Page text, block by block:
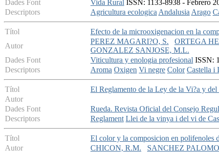
Dades Font
Vida Rural ISSN: 1133-8938 - Febrero
Descriptors
Agricultura ecologicaAndalusiaArago
Títol
Efecto de la microoxigenacion en la
Autor
PEREZ MAGARI?O, S.
ORTEGA
GONZALEZ SANJOSE, M.L.
Dades Font
Viticultura y enologia profesional ISSN:
Descriptors
Aroma Oxigen Vi negre Color Castella i
Títol
El Reglamento de la Ley de la Vi?a y
Autor
Dades Font
Rueda. Revista Oficial del Consejo
Descriptors
Reglament Llei de la vinya i del vi de
Títol
El color y la composicion en polifenoles
Autor
CHICON, R.M. SANCHEZ